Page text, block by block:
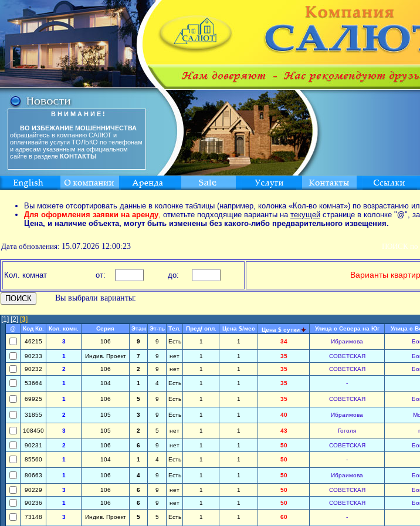
В Н И М А Н И Е !
ВО ИЗБЕЖАНИЕ МОШЕННИЧЕСТВА
обращайтесь в компанию САЛЮТ и
оплачивайте услуги ТОЛЬКО по телефонам
и адресам указанным на официальном
сайте в разделе КОНТАКТЫ
Вы можете отсортировать данные в колонке таблицы (например, колонка «Кол-во комнат») по возрастанию
Для оформления заявки на аренду, отметьте подходящие варианты на текущей странице в колонке "@",
Цена, и наличие объекта, могут быть изменены без какого-либо предварительного извещения.
Дата обновления: 15.07.2026 12:00:23 ПОИСК по
Кол. комнат от: до: Варианты
Вы выбрали варианты:
[1] [2] [3]
@ Код Кв. Кол. комн. Серия Этаж Эт-ть Тел. Пред/ опл. Цена $/мес Цена $ сутки Улица с Севера на Юг Улица с
46215
3 106 9 9 Есть 1 1 34 Ибраимова
90233 1 Индив. Проект 7 9 нет 1 1 35 СОВЕТСКАЯ
90232
2 106 2 9 нет 1 1 35 СОВЕТСКАЯ
53664 1 104 1 4 Есть 1 1 35 -
69925 1 106 5 9 Есть 1 1 35 СОВЕТСКАЯ
31855 2 105 3 9 Есть 1 1 40 Ибраимова
108450 3 105 2 5 нет 1 1 43 Гоголя
90231 2 106 6 9 нет 1 1 50 СОВЕТСКАЯ
85560 1 104 1 4 Есть 1 1 50 -
80663 1 106 4 9 Есть 1 1 50 Ибраимова
90229 3 106 6 9 нет 1 1 50 СОВЕТСКАЯ
90236
1 106 6 9 нет 1 1 50 СОВЕТСКАЯ
73148 3 Индив. Проект 5 5 Есть 1 1 60 -